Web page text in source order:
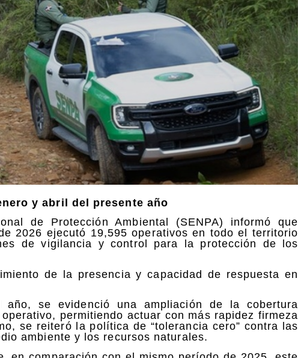
y abril del presente año
de Protección Ambiental (SENPA) informó que
2026 ejecutó 19,595 operativos en todo el territorio
de vigilancia y control para la protección de los
de la presencia y capacidad de respuesta en
año, se evidenció una ampliación de la cobertura
permitiendo actuar con más rapidez firmeza
se reiteró la política de “tolerancia cero” contra las
ambiente y los recursos naturales.